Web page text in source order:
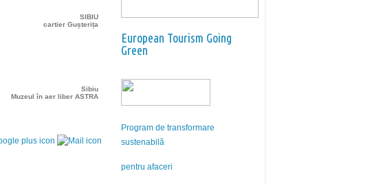
SIBIU
cartier Gușterița
Sibiu
Muzeul în aer liber ASTRA
European Tourism Going
Green
Program de transformare
sustenabilă
pentru afaceri